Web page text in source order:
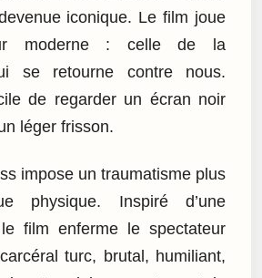
iconique. Le film joue
moderne : celle de la
se retourne contre nous.
de regarder un écran noir
léger frisson.
impose un traumatisme plus
physique. Inspiré d’une
film enferme le spectateur
turc, brutal, humiliant,